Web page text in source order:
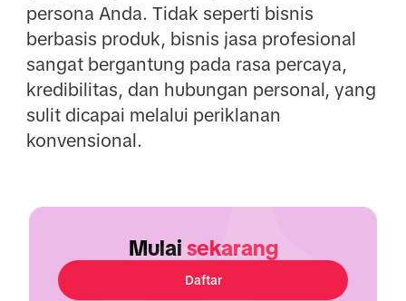
persona Anda. Tidak seperti bisnis
berbasis produk, bisnis jasa profesional
sangat bergantung pada rasa percaya,
kredibilitas, dan hubungan personal, yang
sulit dicapai melalui periklanan
konvensional.
Mulai sekarang
Daftar